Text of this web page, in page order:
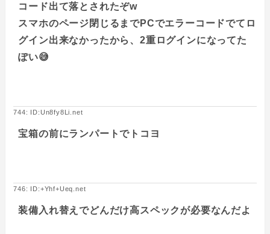
コード出て落とされたぞw
スマホのページ閉じるまでPCでエラーコードでてロ
グイン出来なかったから、2重ログインになってた
ぽい😅
744: ID:Un8fy8Li.net
宝箱の前にランパートでトコヨ
746: ID:+Yhf+Ueq.net
装備入れ替えでどんだけ高スペックが必要なんだよ